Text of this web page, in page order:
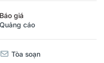
Báo giá
Quảng cáo
Tòa soạn